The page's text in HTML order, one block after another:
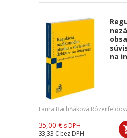
na
Laura Bachňáková
35,00 € s DPH
33,33 € bez DPH